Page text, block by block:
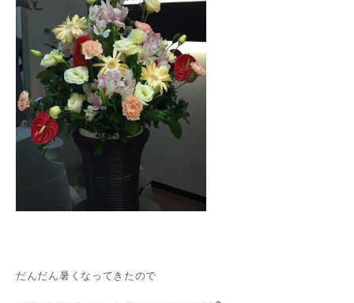
だんだん暑くなってきたので